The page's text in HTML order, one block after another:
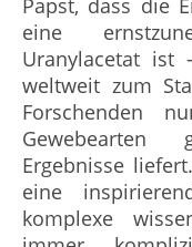
Papst, dass die
eine
Uranylacetat ist
weltweit zum
Forschenden
Gewebearten
Ergebnisse
eine
komplexe